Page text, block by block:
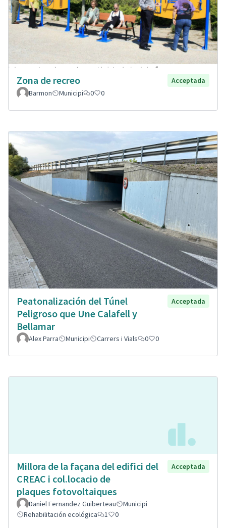
Zona de recreo
Acceptada
Barmon
Municipi 0 0
Peatonalización del Túnel
Peligroso que Une Calafell y
Bellamar
Acceptada
Alex Parra Municipi Carrers i Vials 0 0
Millora de la façana del edifici del
CREAC i col.locacio de
plaques fotovoltaiques
Acceptada
Daniel Fernandez Guiberteau
Municipi
Rehabilitación ecológica
1 0